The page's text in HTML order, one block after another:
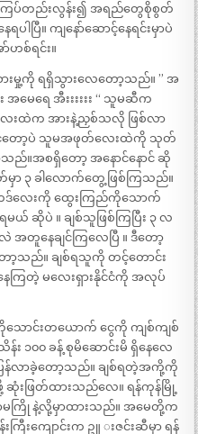
ြပ်တည်းလွန်း၍ အရည်တွေစိုစွတ်
ပါပြီ။ ကျနော်ဆောင့်နေရင်းမှာပဲ
ဟစ်ရင်း။
းမှု့ကို ရရှိသွားလေတော့သည်။ ” အ
အမေရေ အီးးးးးး “ သူမဆီက
းထဲက အားနဲ့ညှစ်သလို ဖြစ်လာ
င်တော့ပဲ သူမအဖုတ်လေးထဲကို သုတ်
ည်။အစရှိတော့ အနောင်နောင် ဆို
ာ ၃ ခါလောက်တွေ့ဖြစ်ကြသည်။
လေးကို ထွေးကြည်ကိုသောက်
ဆိုပဲ ။ ချစ်သူဖြစ်ကြပြီး ၃ လ
အတူနေချင်ကြလေပြီ ။ ဒီတော့
ော့သည်။ ချစ်ရသူကို တင့်တောင်း
ကြတဲ့ မလေးရှားနိုင်ငံကို အလုပ်
ောင်းတယောက် ငွေကို ကျစ်ကျစ်
း ၁၀၀ ခန့် စုမိဆောင်းမိ ရှိနေလေ
ြန်လာခဲ့တော့သည်။ ချစ်ရတဲ့အကို့ကို
းဖြတ်ထားသည်လေ။ ရန်ကုန်မြို့
မကြို နဲ့လို့မှာထားသည်။ အမေတို့က
ကြီးကျောင်းက ဥူ းဇင်းဆီမှာ ရန်